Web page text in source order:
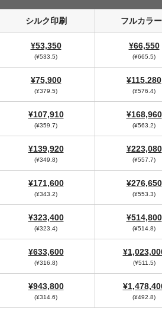
シルク印刷 フルカラ
¥53,350
(¥533.5)
¥66,550
(¥665.5)
¥75,900
(¥379.5)
¥115,280
(¥576.4)
¥107,910
(¥359.7)
¥168,960
(¥563.2)
¥139,920
(¥349.8)
¥223,080
(¥557.7)
¥171,600
(¥343.2)
¥276,650
(¥553.3)
¥323,400
(¥323.4)
¥514,800
(¥514.8)
¥633,600
(¥316.8) (¥511.5)
¥943,800
(¥314.6) (¥492.8)